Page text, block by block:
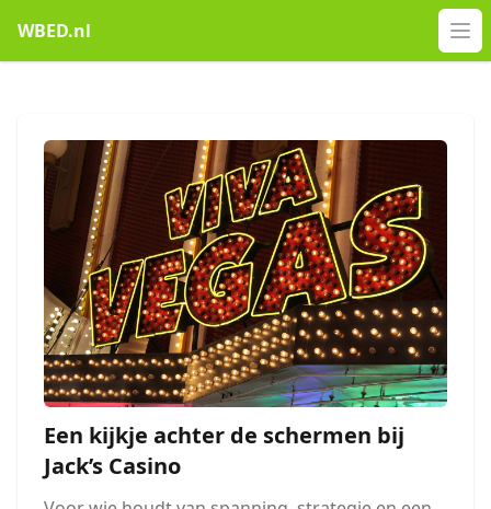
WBED.nl
Een kijkje achter de schermen bij
Jack’s Casino